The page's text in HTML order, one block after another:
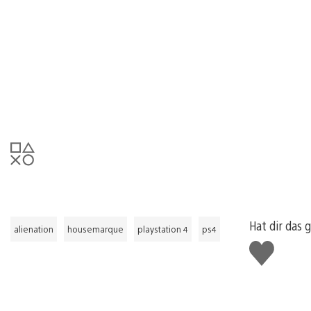
alienation housemarque playstation 4 ps4
Hat dir das
Gefällt
mir